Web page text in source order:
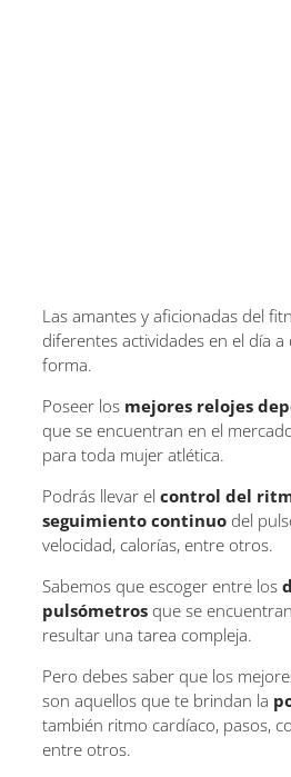
Las amantes y aficionadas del
diferentes actividades en el día
forma.
Poseer los mejores relojes
que se encuentran en el
para toda mujer atlética.
Podrás llevar el control del
seguimiento continuodel
velocidad, calorías, entre otros.
Sabemos que escoger entre los
pulsómetrosque se
resultar una tarea compleja.
Pero debes saber que los
son aquellos que te brindan la
también ritmo cardíaco, pasos,
entre otros.